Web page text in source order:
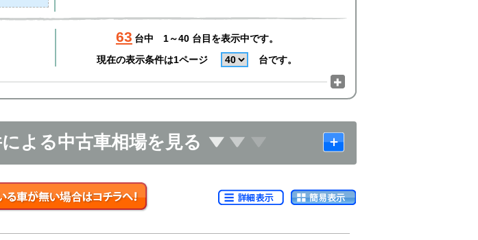
63 台中
1～40 台目を表示中です。
現在の表示条件は1ページ
台です。
よる中古車相場を見る